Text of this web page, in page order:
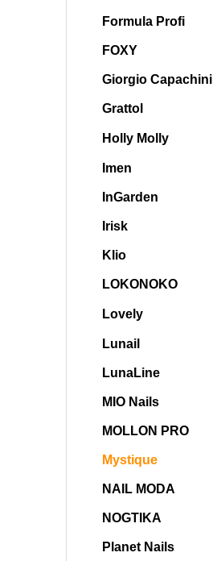
Formula Profi
FOXY
Giorgio Capachini
Grattol
Holly Molly
Imen
InGarden
Irisk
Klio
LOKONOKO
Lovely
Lunail
LunaLine
MIO Nails
MOLLON PRO
Mystique
NAIL MODA
NOGTIKA
Planet Nails